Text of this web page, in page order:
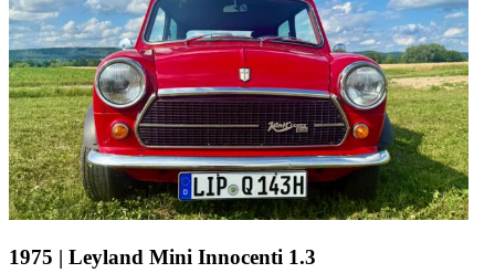
1975 | Leyland Mini Innocenti 1.3